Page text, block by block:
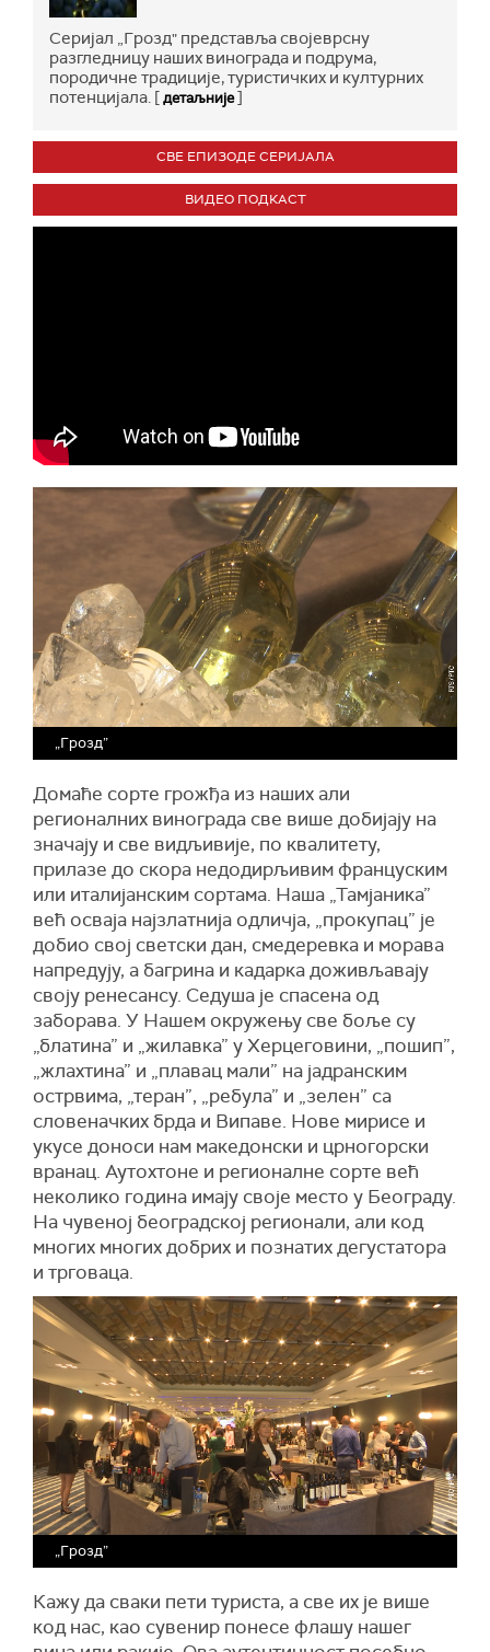
Серијал „Грозд" представља својеврсну
разгледницу наших винограда и подрума,
породичне традиције, туристичких и културних
потенцијала. [детаљније]
СВЕ ЕПИЗОДЕ СЕРИЈАЛА
ВИДЕО ПОДКАСТ
„Грозд”
Домаће сорте грожђа из наших али
регионалних винограда све више добијају на
значају и све видљивије, по квалитету,
прилазе до скора недодирљивим француским
или италијанским сортама. Наша „Тамјаника”
већ осваја најзлатнија одличја, „прокупац” је
добио свој светски дан, смедеревка и морава
напредују, а багрина и кадарка доживљавају
своју ренесансу. Седуша је спасена од
заборава. У Нашем окружењу све боље су
„блатина” и „жилавка” у Херцеговини, „пошип”,
„жлахтина” и „плавац мали” на јадранским
острвима, „теран”, „ребула” и „зелен” са
словеначких брда и Випаве. Нове мирисе и
укусе доноси нам македонски и црногорски
вранац. Аутохтоне и регионалне сорте већ
неколико година имају своје место у Београду.
На чувеној београдској регионали, али код
многих многих добрих и познатих дегустатора
и трговаца.
„Грозд”
Кажу да сваки пети туриста, а све их је више
код нас, као сувенир понесе флашу нашег